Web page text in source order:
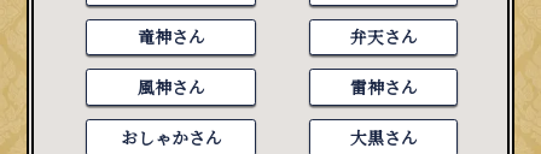
竜神さん
風神さん
おしゃかさん
弁天さん
雷神さん
大黒さん